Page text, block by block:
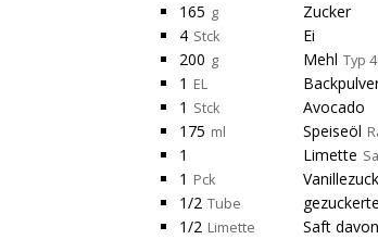
165 g
Zucker
4 Stck
Ei
200 g Mehl Typ
1 EL
1 Stck
Avocado
175 ml Speiseöl
1 Limette
1 Pck
1/2 Tube
1/2 Limette Saft davon